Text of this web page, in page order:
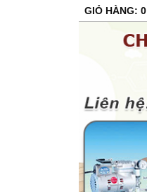
GIỎ HÀNG: 0